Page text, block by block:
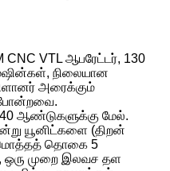
CNC VTL ஆபரேட்டர், 130
நிலையான
அரைக்கும்
போன்றவை.
ஆண்டுகளுக்கு மேல்.
யூனிட்களை (திறன்
மொத்தத் தொகை 5
ஒரு முறை இலவச தள